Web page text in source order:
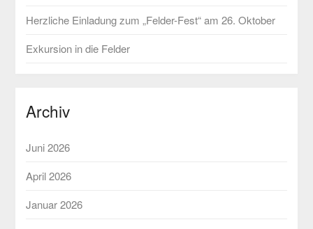
Herzliche Einladung zum „Felder-Fest“ am 26. Oktober
Exkursion in die Felder
Archiv
Juni 2026
April 2026
Januar 2026